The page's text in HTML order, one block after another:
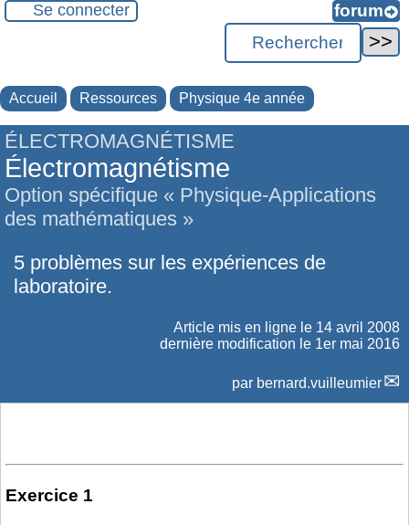
Se connecter
Accueil Ressources Physique 4e année
ÉLECTROMAGNÉTISME
Électromagnétisme
Option spécifique « Physique-Applications
des mathématiques »
5 problèmes sur les expériences de
laboratoire.
Article mis en ligne le 14 avril 2008
dernière modification le 1er mai 2016
par bernard.vuilleumier
Exercice 1